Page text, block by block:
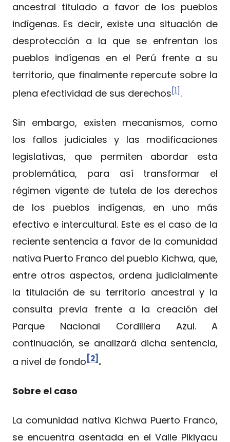
ancestral titulado a favor de los pueblos
indígenas. Es decir, existe una situación de
desprotección a la que se enfrentan los
pueblos indígenas en el Perú frente a su
territorio, que finalmente repercute sobre la
plena efectividad de sus derechos[1].
Sin embargo, existen mecanismos, como
los fallos judiciales y las modificaciones
legislativas, que permiten abordar esta
problemática, para así transformar el
régimen vigente de tutela de los derechos
de los pueblos indígenas, en uno más
efectivo e intercultural. Este es el caso de la
reciente sentencia a favor de la comunidad
nativa Puerto Franco del pueblo Kichwa, que,
entre otros aspectos, ordena judicialmente
la titulación de su territorio ancestral y la
consulta previa frente a la creación del
Parque Nacional Cordillera Azul. A
continuación, se analizará dicha sentencia,
a nivel de fondo [2] .
Sobre el caso
La comunidad nativa Kichwa Puerto Franco,
se encuentra asentada en el Valle Pikiyacu